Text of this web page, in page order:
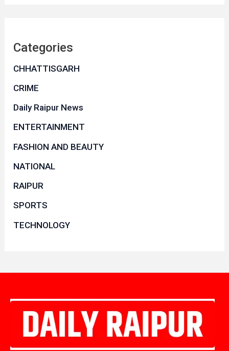
Categories
CHHATTISGARH
CRIME
Daily Raipur News
ENTERTAINMENT
FASHION AND BEAUTY
NATIONAL
RAIPUR
SPORTS
TECHNOLOGY